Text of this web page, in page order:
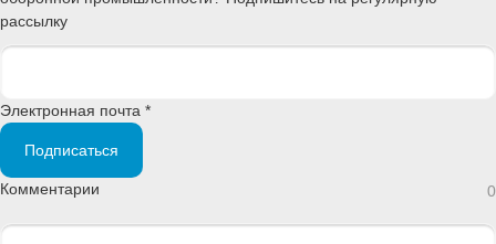
рассылку
Электронная почта *
Подписаться
Комментарии 0